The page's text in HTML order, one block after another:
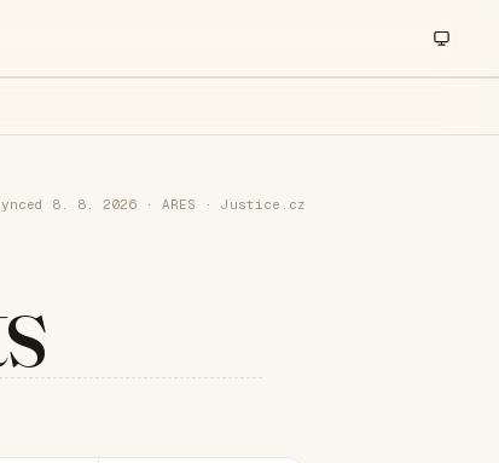
8. 8. 2026 · ARES · Justice.cz